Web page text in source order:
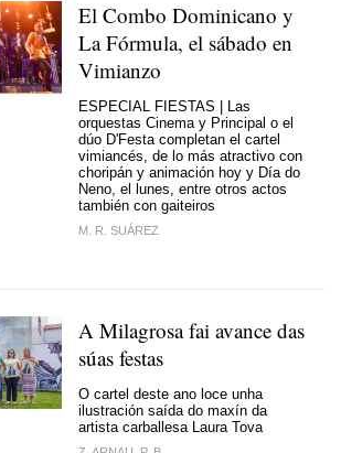
El Combo Dominicano y
La Fórmula, el sábado en
Vimianzo
ESPECIAL FIESTAS | Las
orquestas Cinema y Principal o el
dúo D'Festa completan el cartel
vimiancés, de lo más atractivo con
choripán y animación hoy y Día do
Neno, el lunes, entre otros actos
también con gaiteiros
M. R. SUÁREZ
A Milagrosa fai avance das
súas festas
O cartel deste ano loce unha
ilustración saída do maxín da
artista carballesa Laura Tova